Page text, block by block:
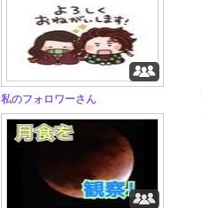
私のフォロワーさん